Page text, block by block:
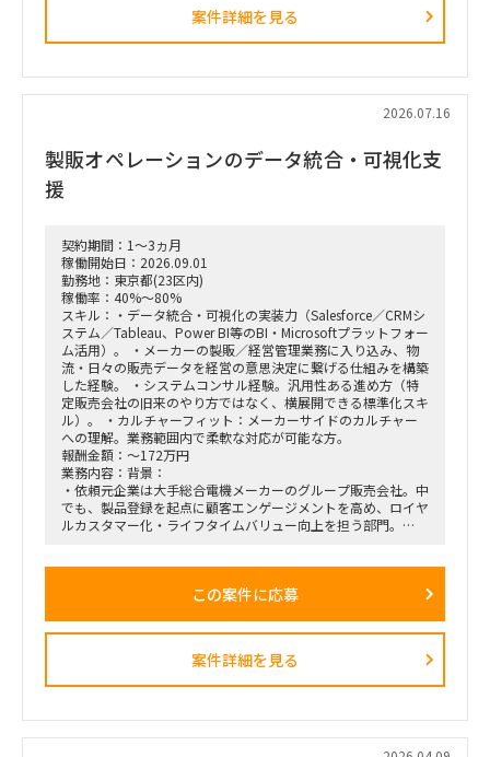
■ 担当いただくポジション・役割
身の企画検討」
単なる進捗管理（事務局型PMO）ではなく、ビジネスと
IT（AI）の両面から中身の議論に入り込み、プロジェクトを実
■ 具体的な業務内容
富裕層向けセグメント戦略、KPI設計、新営業モデル設計など
経営・役員クラスに対する定期的なレポーティングおよび直接
のディスカッション（壁打ち）への参画。
「バディAI」「AIロープレ」「ダッシュボード」等の最先端ツ
ールの要件定義から、それを現場の営業員にどう使わせるか
（行動変容設計）までの定着化支援。
支店長やトップ営業経験を持つクライアント（証券会社側）の
コアメンバーとタッグを組み、現場のリアルな知見を取り込み
ながら実効性の高い設計を行います。
案件詳細を見る
2026.07.16
製販オペレーションのデータ統合・可視化支
援
契約期間：1～3ヵ月
稼働開始日：2026.09.01
勤務地：東京都(23区内)
稼働率：40%～80%
スキル：・データ統合・可視化の実装力（Salesforce／CRMシ
ステム／Tableau、Power BI等のBI・Microsoftプラットフォー
ム活用）。 ・メーカーの製販／経営管理業務に入り込み、物
流・日々の販売データを経営の意思決定に繋げる仕組みを構築
した経験。 ・システムコンサル経験。汎用性ある進め方（特
定販売会社の旧来のやり方ではなく、横展開できる標準化スキ
ル）。 ・カルチャーフィット：メーカーサイドのカルチャー
への理解。業務範囲内で柔軟な対応が可能な方。
報酬金額：～172万円
業務内容：背景：
・依頼元企業は大手総合電機メーカーのグループ販売会社。中
でも、製品登録を起点に顧客エンゲージメントを高め、ロイヤ
ルカスタマー化・ライフタイムバリュー向上を担う部門。
クト＝ヘッドホン・スピーカー等）を担当し、新規ビジネスの
・新規開発と既存カテゴリービジネスを限られたリソースで回
不可欠。だがその専門人材が社内におらず、既存メンバーが兼
務で対応。
依頼業務：
・データ統合／製販オペレーション。日次・週次・月次の各頻
度で売上状況を見て在庫補給を判断し、月末月初に実績を踏ま
この案件に応募
案件詳細を見る